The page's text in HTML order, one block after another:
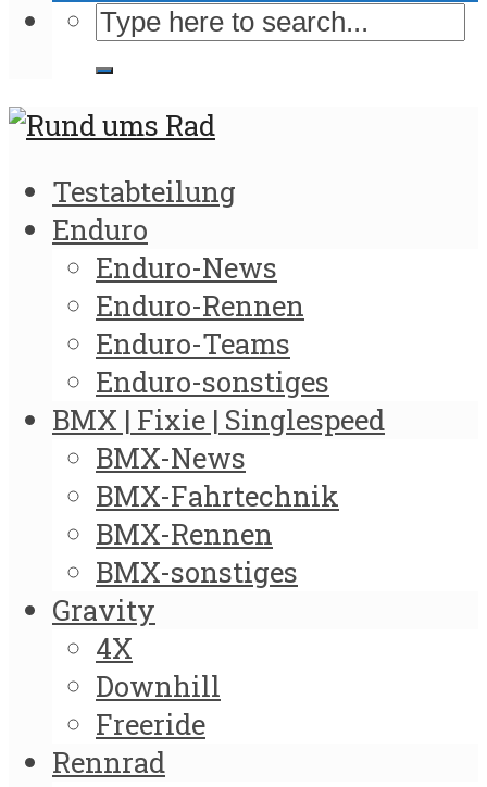
Testabteilung
Enduro
Enduro-News
Enduro-Rennen
Enduro-Teams
Enduro-sonstiges
BMX | Fixie | Singlespeed
BMX-News
BMX-Fahrtechnik
BMX-Rennen
BMX-sonstiges
Gravity
4X
Downhill
Freeride
Rennrad